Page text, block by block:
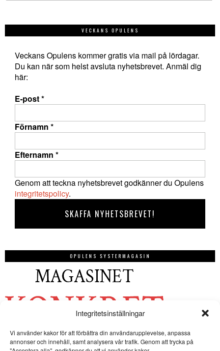
Integritetsinställningar
Vi använder kakor för att förbättra din användarupplevelse, anpassa
annonser och innehåll, samt analysera vår trafik. Genom att trycka på
VECKANS OPULENS
Veckans Opulens kommer gratis via mail på lördagar.
Du kan när som helst avsluta nyhetsbrevet. Anmäl dig
här:
E-post*
Förnamn *
Efternamn *
Genom att teckna nyhetsbrevet godkänner du Opulens
integritetspolicy.
OPULENS SYSTERMAGASIN